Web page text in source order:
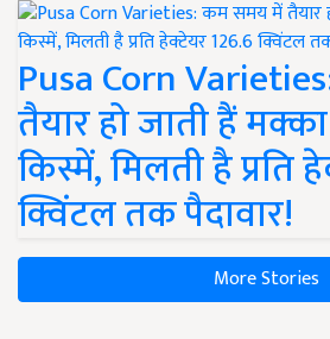
Pusa Corn
तैयार हो जाती हैं
किस्में, मिलती है प्रति
क्विंटल तक पैदावार!
More Stories